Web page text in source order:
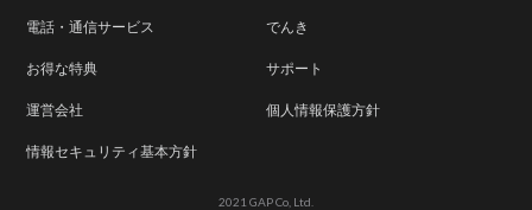
電話・通信サービス でんき
お得な特典 サポート
運営会社 個人情報保護方針
情報セキュリティ基本方針
2021 GAP Co, Ltd.